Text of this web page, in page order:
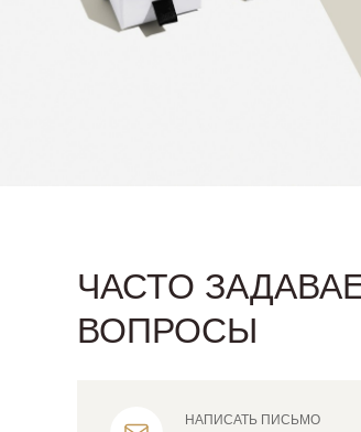
ЧАСТО
ВОПРОСЫ
НАПИСАТЬ ПИСЬМО